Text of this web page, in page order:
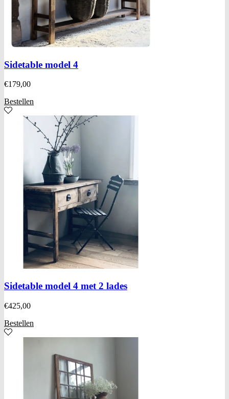
Sidetable model 4
€179,00
Bestellen
Sidetable model 4 met 2 lades
€425,00
Bestellen